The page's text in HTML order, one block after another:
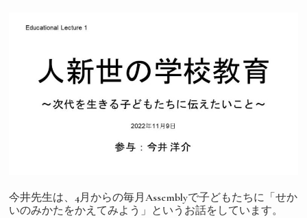
今井先生は、4月からの毎月Assemblyで子どもたちに「せか
いのみかたをかえてみよう」というお話をしています。